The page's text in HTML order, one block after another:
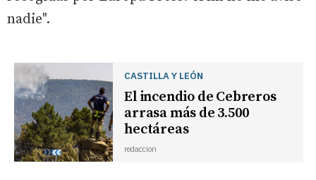
nadie".
CASTILLA Y LEÓN
El incendio de Cebreros
arrasa más de 3.500
hectáreas
redaccion